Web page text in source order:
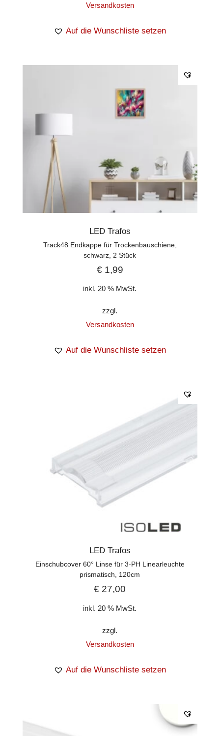
Versandkosten
Auf die Wunschliste setzen
LED Trafos
Track48 Endkappe für Trockenbauschiene,
schwarz, 2 Stück
€1,99
inkl. 20 % MwSt.
zzgl.
Versandkosten
Auf die Wunschliste setzen
LED Trafos
Einschubcover 60° Linse für 3-PH Linearleuchte
prismatisch, 120cm
€ 27,00
inkl. 20 % MwSt.
zzgl.
Versandkosten
Auf die Wunschliste setzen